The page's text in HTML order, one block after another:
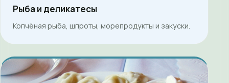
Рыба и деликатесы
Копчёная рыба, шпроты, морепродукты и закуски.